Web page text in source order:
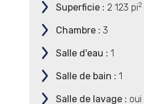
Superficie : 2 123 pi2
Chambre : 3
Salle d'eau : 1
Salle de bain : 1
Salle de lavage : oui